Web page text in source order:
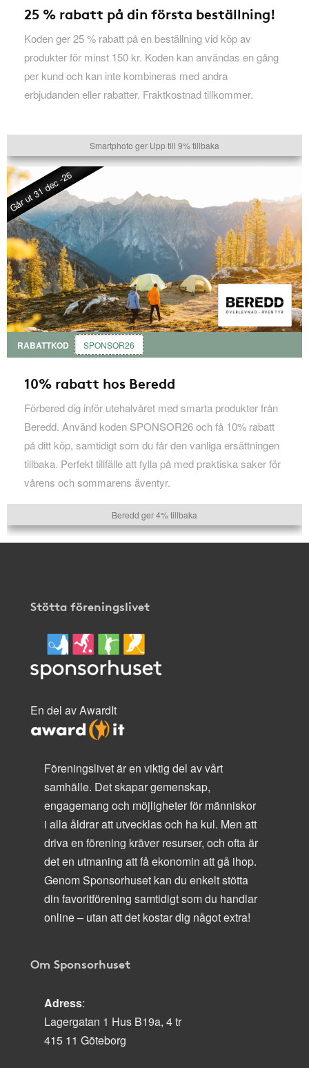
25 % rabatt på din första beställning!
Koden ger 25 % rabatt på en beställning vid köp av
produkter för minst 150 kr. Koden kan användas en gång
per kund och kan inte kombineras med andra
erbjudanden eller rabatter. Fraktkostnad tillkommer.
Smartphoto ger Upp till 9% tillbaka
Går ut 31 dec -26
RABATTKOD SPONSOR26
10% rabatt hos Beredd
Förbered dig inför utehalvåret med smarta produkter från
Beredd. Använd koden SPONSOR26 och få 10% rabatt
på ditt köp, samtidigt som du får den vanliga ersättningen
tillbaka. Perfekt tillfälle att fylla på med praktiska saker för
vårens och sommarens äventyr.
Beredd ger 4% tillbaka
Stötta föreningslivet
En del av AwardIt
Föreningslivet är en viktig del av vårt
samhälle. Det skapar gemenskap,
engagemang och möjligheter för människor
i alla åldrar att utvecklas och ha kul. Men att
driva en förening kräver resurser, och ofta är
det en utmaning att få ekonomin att gå ihop.
Genom Sponsorhuset kan du enkelt stötta
din favoritförening samtidigt som du handlar
online – utan att det kostar dig något extra!
Om Sponsorhuset
Adress:
Lagergatan 1 Hus B19a, 4 tr
415 11 Göteborg